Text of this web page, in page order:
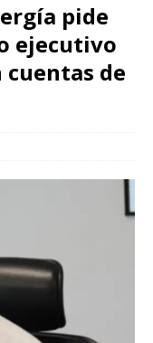
pide
ejecutivo
cuentas de